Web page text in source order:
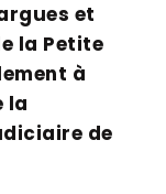
et
la Petite
à
la
de